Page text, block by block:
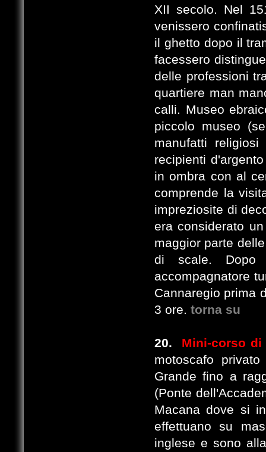
XII secolo. Nel
venissero
il ghetto dopo il
facessero
delle professioni
quartiere man
calli. Museo
piccolo museo
manufatti
recipienti
in ombra con al
comprende la
impreziosite di
era considerato
maggior parte
di scale. Dopo
accompagnatore
Cannaregio prima
3 ore. torna su
20. Mini-corso di
motoscafo
Grande fino a
(Ponte
Macana dove si
effettuano su
inglese e sono